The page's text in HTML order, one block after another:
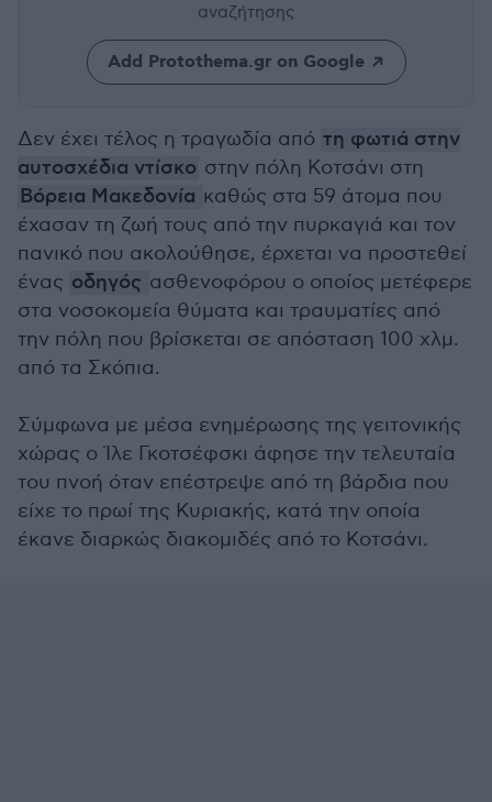
αναζήτησης
Add Protothema.gr on Google
Δεν έχει τέλος η τραγωδία από τη φωτιά στην
αυτοσχέδια ντίσκο στην πόλη Κοτσάνι στη
Βόρεια Μακεδονία καθώς στα 59 άτομα που
έχασαν τη ζωή τους από την πυρκαγιά και τον
πανικό που ακολούθησε, έρχεται να προστεθεί
ένας οδηγός ασθενοφόρου ο οποίος μετέφερε
στα νοσοκομεία θύματα και τραυματίες από
την πόλη που βρίσκεται σε απόσταση 100 χλμ.
από τα Σκόπια.
Σύμφωνα με μέσα ενημέρωσης της γειτονικής
χώρας ο Ίλε Γκοτσέφσκι άφησε την τελευταία
του πνοή όταν επέστρεψε από τη βάρδια που
είχε το πρωί της Κυριακής, κατά την οποία
έκανε διαρκώς διακομιδές από το Κοτσάνι.